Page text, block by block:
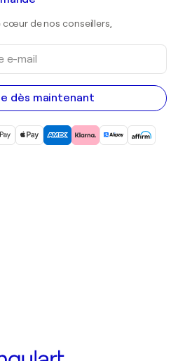
de nos conseillers,
dès maintenant